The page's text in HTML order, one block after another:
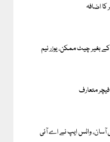
کا اضافہ
بغیر چیٹ ممکن، یوزر نیم
متعارف
واٹس ایپ نے اے آئی